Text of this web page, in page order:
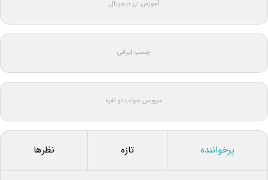
آموزش ارز دیجیتال
چسب ایرانی
سرویس خواب دو نفره
پرخواننده تازه نظرها